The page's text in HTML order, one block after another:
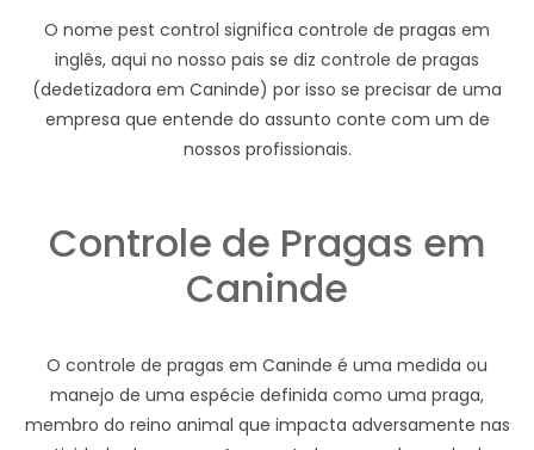
O nome pest control significa controle de pragas em
inglês, aqui no nosso pais se diz controle de pragas
(dedetizadora em Caninde) por isso se precisar de uma
empresa que entende do assunto conte com um de
nossos profissionais.
Controle de Pragas em
Caninde
O controle de pragas em Caninde é uma medida ou
manejo de uma espécie definida como uma praga,
membro do reino animal que impacta adversamente nas